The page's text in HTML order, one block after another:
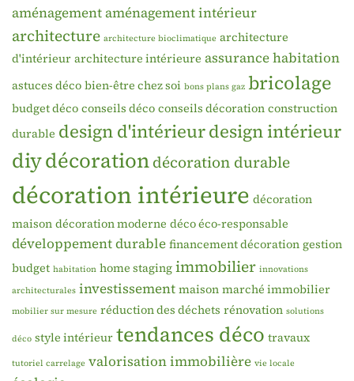
aménagementaménagement intérieur
architecture architecture bioclimatique architecture
d'intérieur architecture intérieure assurance habitation
astuces déco bien-être chez soi bons plans gaz bricolage
budget déco conseils déco conseils décoration construction
durable design d'intérieurdesign intérieur
diydécorationdécoration durable
décoration intérieure décoration
maison décoration moderne déco éco-responsable
développement durable financement décoration gestion
budget habitation home staging immobilier innovations
architecturales investissement maison marché immobilier
mobilier sur mesure réduction des déchets rénovation solutions
déco style intérieur tendances déco travaux
tutoriel carrelage valorisation immobilière vie locale